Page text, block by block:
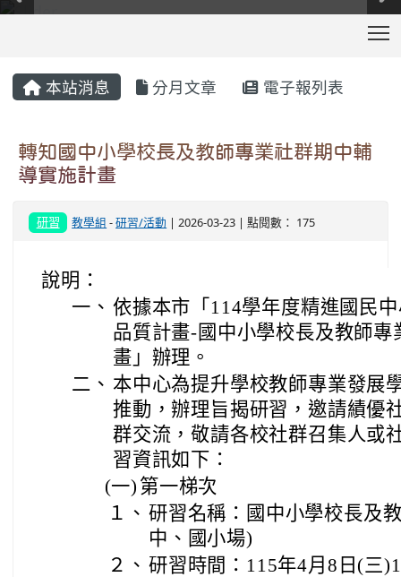
本站消息 分月文章 電子報列表
轉知國中小學校長及教師專業社群期中輔
導實施計畫
研習 教學組 -研習/活動 | 2026-03-23 | 點閱數： 175
說明：
一、 依據本市「114學年度精進國民
品質計畫-國中小學校長及教師
畫」辦理。
二、 本中心為提升學校教師專業發展
推動，辦理旨揭研習，邀請績優
群交流，敬請各校社群召集人或
習資訊如下：
(一) 第一梯次
１、 研習名稱：國中小學校長及
中、國小場)
２、 研習時間：115年4月8日(三